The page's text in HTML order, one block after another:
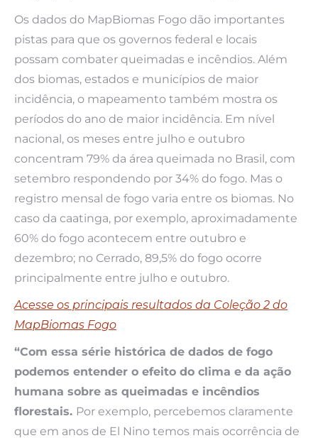
Os dados do MapBiomas Fogo dão importantes
pistas para que os governos federal e locais
possam combater queimadas e incêndios. Além
dos biomas, estados e municípios de maior
incidência, o mapeamento também mostra os
períodos do ano de maior incidência. Em nível
nacional, os meses entre julho e outubro
concentram 79% da área queimada no Brasil, com
setembro respondendo por 34% do fogo. Mas o
registro mensal de fogo varia entre os biomas. No
caso da caatinga, por exemplo, aproximadamente
60% do fogo acontecem entre outubro e
dezembro; no Cerrado, 89,5% do fogo ocorre
principalmente entre julho e outubro.
Acesse os principais resultados da Coleção 2 do
MapBiomas Fogo
“Com essa série histórica de dados de fogo
podemos entender o efeito do clima e da ação
humana sobre as queimadas e incêndios
florestais. Por exemplo, percebemos claramente
que em anos de El Nino temos mais ocorrência de